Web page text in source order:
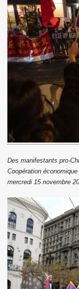
Des manifestants pro-
Coopération
mercredi 15 novembre
Camp 1 de
Sykiong Penpa
Tibet encore
le 10 Mars